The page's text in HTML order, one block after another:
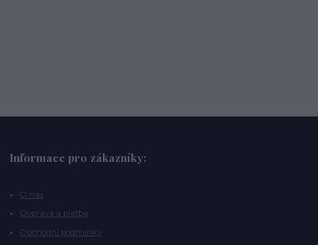
Informace pro zákazníky:
O nás
Doprava a platba
Obchodní podmínky